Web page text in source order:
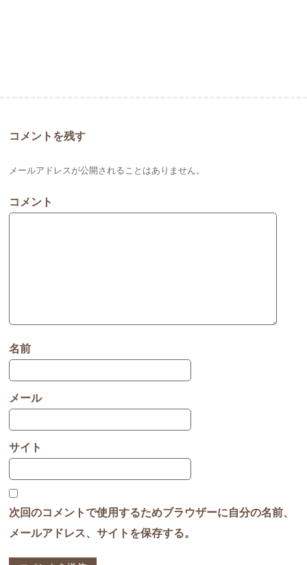
コメントを残す
メールアドレスが公開されることはありません。
コメント
名前
メール
サイト
次回のコメントで使用するためブラウザーに自分の名前、
メールアドレス、サイトを保存する。